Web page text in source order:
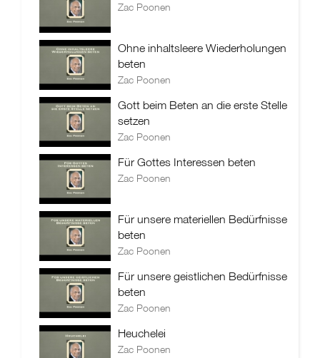
Zac Poonen
Ohne inhaltsleere Wiederholungen
beten
Zac Poonen
Gott beim Beten an die erste Stelle
setzen
Zac Poonen
Für Gottes Interessen beten
Zac Poonen
Für unsere materiellen Bedürfnisse
beten
Zac Poonen
Für unsere geistlichen Bedürfnisse
beten
Zac Poonen
Heuchelei
Zac Poonen